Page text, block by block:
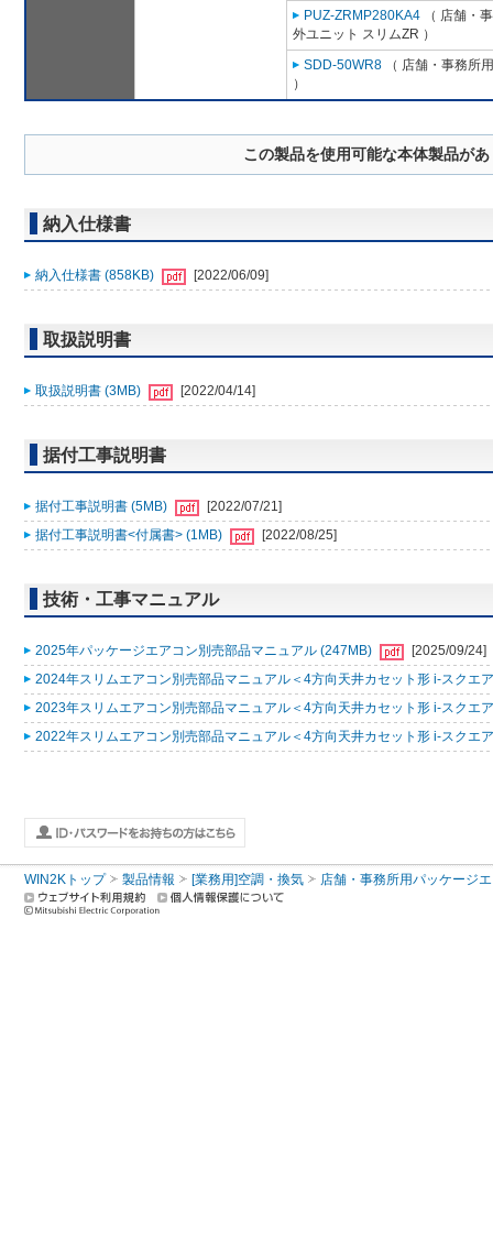
PUZ-ZRMP280KA4 （ 店舗・
外ユニット スリムZR ）
SDD-50WR8 （ 店舗・事務所
）
この製品を使用可能な本体製品が
納入仕様書
納入仕様書 (858KB) [2022/06/09]
取扱説明書
取扱説明書 (3MB) [2022/04/14]
据付工事説明書
据付工事説明書 (5MB)
[2022/07/21]
据付工事説明書<付属書> (1MB)
[2022/08/25]
技術・工事マニュアル
2025年パッケージエアコン別売部品マニュアル (247MB)
[2025/09/24]
2024年スリムエアコン別売部品マニュアル＜4方向天井カセット形 i-スクエ
2023年スリムエアコン別売部品マニュアル＜4方向天井カセット形 i-スクエ
2022年スリムエアコン別売部品マニュアル＜4方向天井カセット形 i-スクエ
WIN2Kトップ 製品情報 [業務用]空調・換気 店舗・事務所用パッケージ